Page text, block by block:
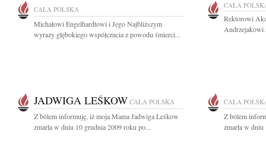
CAŁA POLSKA
Michałowi Engelhardtowi i Jego Najbliższym
wyrazy głębokiego współczucia z powodu śmierci...
CAŁA
Rektorowi
Andrzejakowi
JADWIGA LEŚKOW CAŁA POLSKA
Z bólem informuję, iż moja Mama Jadwiga Leśkow
zmarła w dniu 10 grudnia 2009 roku po...
CAŁA
Z bólem
zmarła w